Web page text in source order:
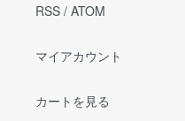
RSS / ATOM
マイアカウント
カートを見る